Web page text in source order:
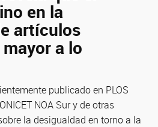
en la
artículos
a lo
publicado en PLOS
NOA Sur y de otras
la desigualdad en torno a la